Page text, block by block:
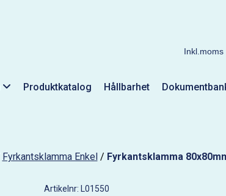
Produktkatalog Hållbarhet
Fyrkantsklamma Enkel/ Fyrkantsklamma
Artikelnr: L01550